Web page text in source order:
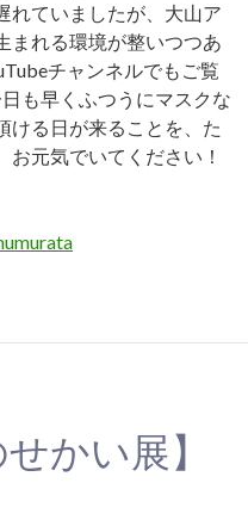
れていましたが、大山ア
まれる環境が整いつつあ
チャンネルでもご覧
も早くふつうにマスクな
ける日が来ることを、た
元気でいてください！
かい展】